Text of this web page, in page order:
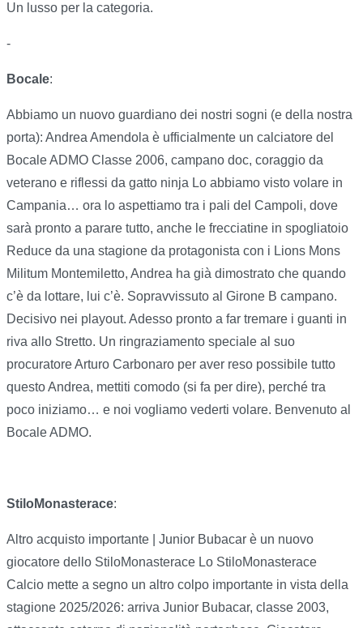
Un lusso per la categoria.
-
Bocale:
Abbiamo un nuovo guardiano dei nostri sogni (e della nostra
porta): Andrea Amendola è ufficialmente un calciatore del
Bocale ADMO Classe 2006, campano doc, coraggio da
veterano e riflessi da gatto ninja Lo abbiamo visto volare in
Campania… ora lo aspettiamo tra i pali del Campoli, dove
sarà pronto a parare tutto, anche le frecciatine in spogliatoio
Reduce da una stagione da protagonista con i Lions Mons
Militum Montemiletto, Andrea ha già dimostrato che quando
c’è da lottare, lui c’è. Sopravvissuto al Girone B campano.
Decisivo nei playout. Adesso pronto a far tremare i guanti in
riva allo Stretto. Un ringraziamento speciale al suo
procuratore Arturo Carbonaro per aver reso possibile tutto
questo Andrea, mettiti comodo (si fa per dire), perché tra
poco iniziamo… e noi vogliamo vederti volare. Benvenuto al
Bocale ADMO.
StiloMonasterace:
Altro acquisto importante | Junior Bubacar è un nuovo
giocatore dello StiloMonasterace Lo StiloMonasterace
Calcio mette a segno un altro colpo importante in vista della
stagione 2025/2026: arriva Junior Bubacar, classe 2003,